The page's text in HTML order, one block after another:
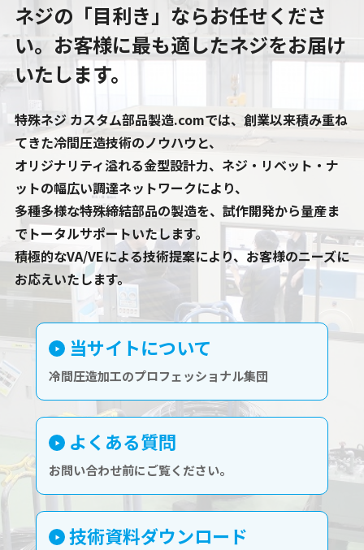
ネジの「目利き」ならお任せくださ
い。 お客様に最も適したネジをお届け
いたします。
特殊ネジ カスタム部品製造.comでは、創業以来積み重ね
てきた冷間圧造技術のノウハウと、
オリジナリティ溢れる金型設計力、ネジ・リベット・ナ
ットの幅広い調達ネットワークにより、
多種多様な特殊締結部品の製造を、試作開発から量産ま
でトータルサポートいたします。
積極的なVA/VEによる技術提案により、お客様のニーズに
お応えいたします。
当サイトについて
冷間圧造加工のプロフェッショナル集団
よくある質問
お問い合わせ前にご覧ください。
技術資料ダウンロード